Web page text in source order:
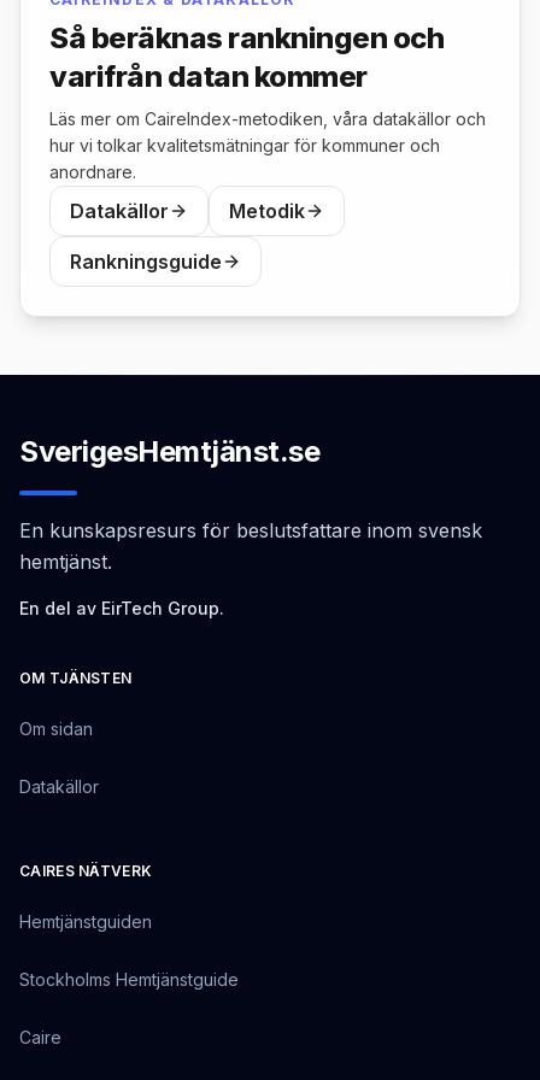
Så beräknas rankningen och
varifrån datan kommer
Läs mer om CaireIndex-metodiken, våra datakällor och
hur vi tolkar kvalitetsmätningar för kommuner och
anordnare.
Datakällor Metodik
Rankningsguide
SverigesHemtjänst.se
En kunskapsresurs för beslutsfattare inom svensk
hemtjänst.
En del av EirTech Group.
OM TJÄNSTEN
Om sidan
Datakällor
CAIRES NÄTVERK
Hemtjänstguiden
Stockholms Hemtjänstguide
Caire